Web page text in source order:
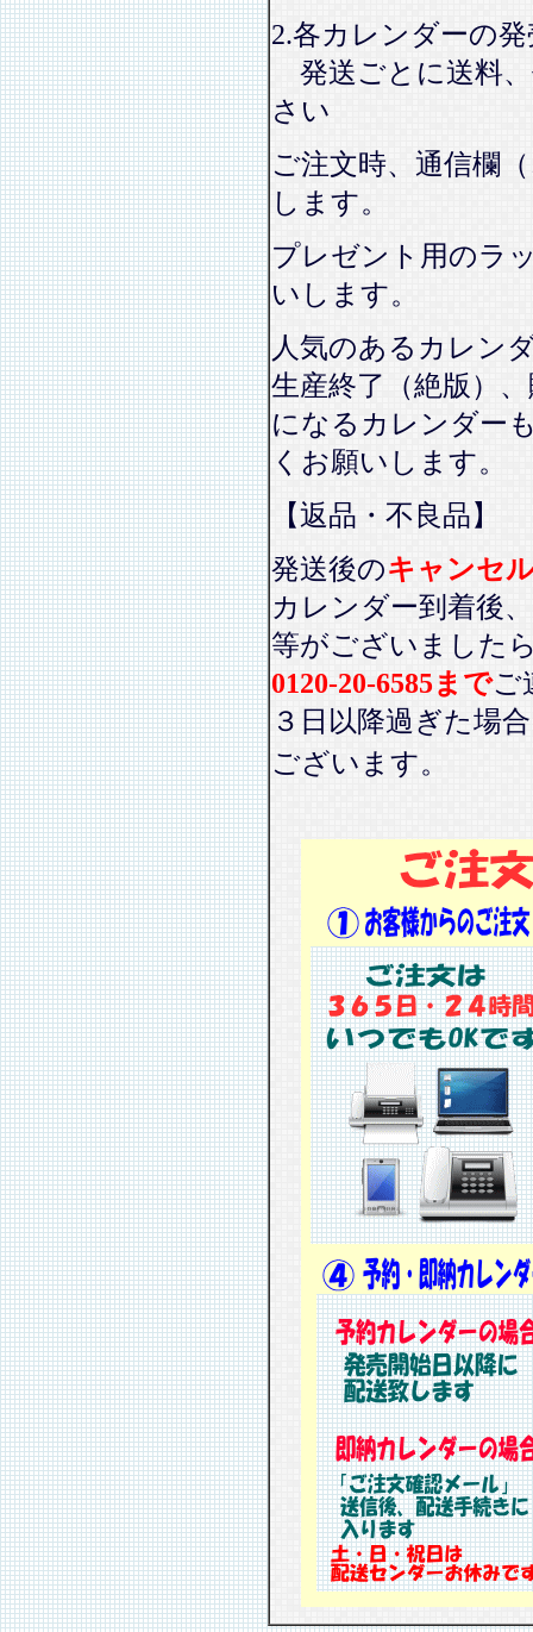
2.各カレンダーの
発送ごとに送料
さい
ご注文時、通信欄
します。
プレゼント用のラ
いします。
人気のあるカレン
生産終了（絶版）
になるカレンダー
くお願いします。
【返品・不良品】
発送後のキャンセ
カレンダー到着後、
等がございました
0120-20-6585までご
３日以降過ぎた場
ございます。